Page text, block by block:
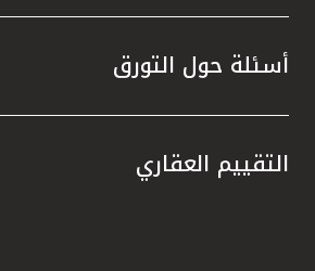
أسئلة حول التورق
التقييم العقاري